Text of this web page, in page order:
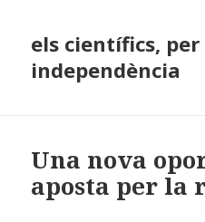
els científics, per
independència
Una nova
aposta per la